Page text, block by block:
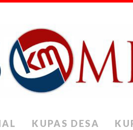
KUPAS DESA